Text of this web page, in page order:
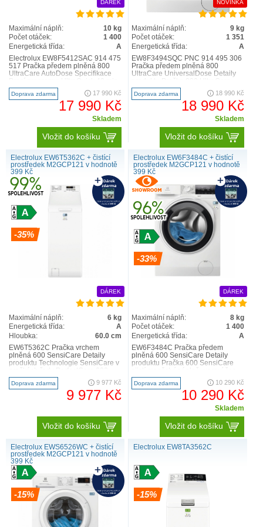
specifické technologie. Mezi ty patří invertorové motory,
funkce ECO či technologie SensiCare.
Nové ikony výkonu praček
A)Nový QR kód k naskenování pomocí chytrého telefonu
B)Třída energetické účinnosti
C) Vážená spotřeba energie na 100 cyklů
D)Jmenovitá kapacita programu Eco
E)Třída účinnosti odstředění
Doba trvání programu Eco
Vážená spotřeba vody na cyklus
DÁREK
Maximální náplň:
10 kg
Počet otáček:
1 400
Energetická třída:
A
Electrolux EW8F5412SAC 914 475
517 Pračka předem plněná 800
UltraCare AutoDose Specifikace
bavlna , synt..
Doprava zdarma 17 990 Kč
17 990 Kč
Skladem
Vložit do košíku
NOVINKA
Maximální náplň:
9 kg
Počet otáček:
1 351
Energetická třída:
A
EW8F3494SQC PNC 914 495 306
Pračka předem plněná 800
UltraCare UniversalDose Detaily
zaručeně vypere každé vlákno ..
Doprava zdarma 18 990 Kč
18 990 Kč
Skladem
Vložit do košíku
Electrolux EW6T5362C + čistící
prostředek M2GCP121 v hodnotě
399 Kč
-35%
DÁREK
Maximální náplň:
6 kg
Energetická třída:
A
Hloubka:
60.0 cm
EW6T5362C Pračka vrchem
plněná 600 SensiCare Detaily
produktu Technologie SensiCare v
automaticky nastaví délku pra..
Doprava zdarma 9 977 Kč
9 977 Kč
Vložit do košíku
Electrolux EW6F3484C + čistící
prostředek M2GCP121 v hodnotě
399 Kč
-33%
DÁREK
Maximální náplň:
8 kg
Počet otáček:
1 400
Energetická třída:
A
EW6F3484C Pračka předem
plněná 600 SensiCare Detaily
produktu Pračka 600 SensiCare
množství vody a energie ..
Doprava zdarma 10 290 Kč
10 290 Kč
Skladem
Vložit do košíku
Electrolux EWS6526WC + čistící
prostředek M2GCP121 v hodnotě
399 Kč
-15%
Electrolux EW8TA3562C
-15%